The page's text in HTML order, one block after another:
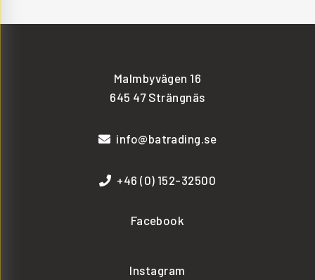
Malmbyvägen 16
645 47 Strängnäs
info@batrading.se
+46 (0) 152-32500
Facebook
Instagram